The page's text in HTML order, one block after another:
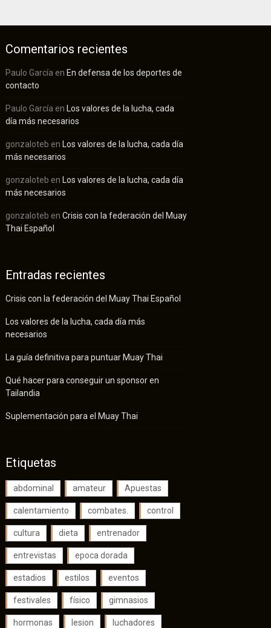
Comentarios recientes
Paulo García en En defensa de los deportes de
contacto
Paulo García en Los valores de la lucha, cada
día más necesarios
gonzaloteb en Los valores de la lucha, cada día
más necesarios
gonzaloteb en Los valores de la lucha, cada día
más necesarios
gonzaloteb en Crisis con la federación del Muay
Thai Español
Entradas recientes
Crisis con la federación del Muay Thai Español
Los valores de la lucha, cada día más
necesarios
La guía definitiva para puntuar Muay Thai
Qué hacer para conseguir un sponsor en
Tailandia
Suplementación para el Muay Thai
Etiquetas
abdominal amateur Apuestas
calentamiento combates. control
cultura dieta entrenador
entrevistas epoca dorada
estadios estilos eventos
festivales físico gimnasios
hormonas lesion luchadores